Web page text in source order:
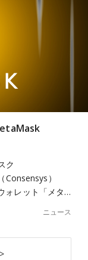
ク
）
ォレット「メタ…
ニュース